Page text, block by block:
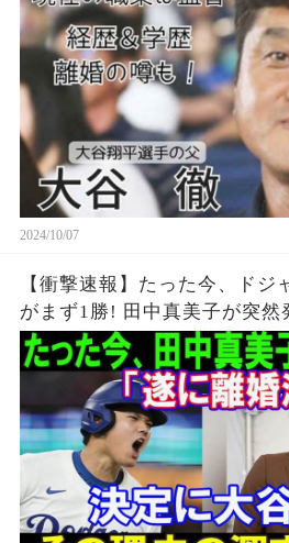
2024/10/07
【衝撃速報】たった今、ドジ
がまず1勝! 田中真美子が突然
意」決定に大谷翔平が涙.!!
露...ベッツが凄い暴露!! 恐る